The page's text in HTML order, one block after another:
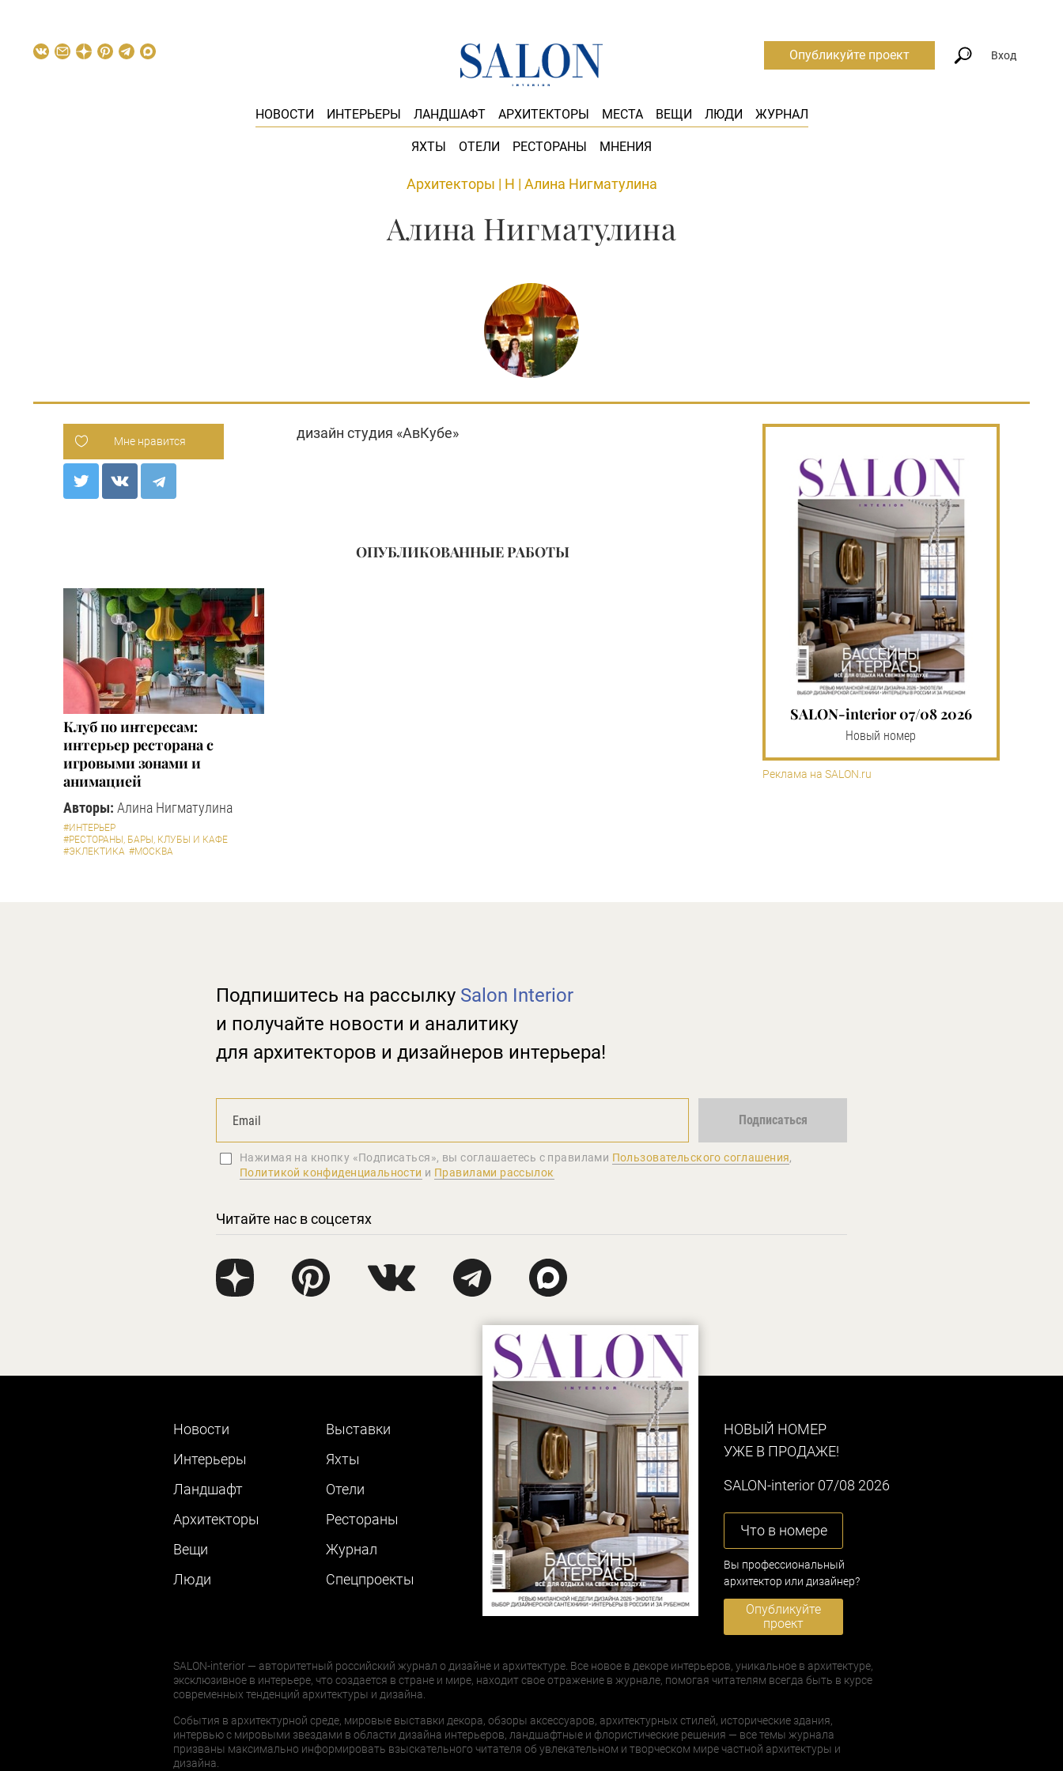
НОВОСТИ ИНТЕРЬЕРЫ ЛАНДШАФТ АРХИТЕКТОРЫ МЕСТА ВЕЩИ ЛЮДИ ЖУРНАЛ
ЯХТЫ ОТЕЛИ РЕСТОРАНЫ МНЕНИЯ
Опубликуйте проект Вход
Архитекторы | Н | Алина Нигматулина
Алина Нигматулина
Мне нравится дизайн студия «АвКубе»
ОПУБЛИКОВАННЫЕ РАБОТЫ
Клуб по интересам:
интерьер ресторана с
игровыми зонами и
анимацией
Авторы: Алина Нигматулина
#ИНТЕРЬЕР
#РЕСТОРАНЫ, БАРЫ, КЛУБЫ И КАФЕ
#ЭКЛЕКТИКА #МОСКВА
SALON-interior 07/08 2026
Новый номер
Реклама на SALON.ru
Подпишитесь на рассылку Salon Interior
и получайте новости и аналитику
для архитекторов и дизайнеров интерьера!
Подписаться
Нажимая на кнопку «Подписаться», вы соглашаетеcь с правилами Пользовательского соглашения,
Политикой конфиденциальности и Правилами рассылок
Читайте нас в соцсетях
Новости
Интерьеры
Ландшафт
Архитекторы
Вещи
Люди
Выставки
Яхты
Отели
Рестораны
Журнал
Cпецпроекты
НОВЫЙ НОМЕР
УЖЕ В ПРОДАЖЕ!
SALON-interior 07/08 2026
Что в номере
Вы профессиональный
архитектор или дизайнер?
Опубликуйте
проект
SALON-interior — авторитетный российский журнал о дизайне и архитектуре. Все новое в декоре интерьеров, уникальное в архитектуре,
эксклюзивное в интерьере, что создается в стране и мире, находит свое отражение в журнале, помогая читателям всегда быть в курсе
современных тенденций архитектуры и дизайна.
События в архитектурной среде, мировые выставки декора, обзоры аксессуаров, архитектурных стилей, исторические здания,
интервью с мировыми звездами в области дизайна интерьеров, ландшафтные и флористические решения — все темы журнала
призваны максимально информировать взыскательного читателя об увлекательном и творческом мире частной архитектуры и
дизайна.